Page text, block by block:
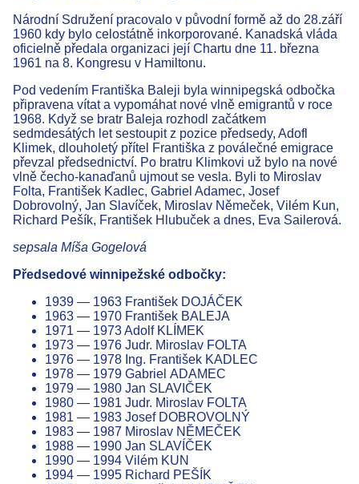
Národní Sdružení pracovalo v původní formě až do 28.září
1960 kdy bylo celostátně inkorporované. Kanadská vláda
oficielně předala organizaci její Chartu dne 11. března
1961 na 8. Kongresu v Hamiltonu.
Pod vedením Františka Baleji byla winnipegská odbočka
připravena vítat a vypomáhat nové vlně emigrantů v roce
1968. Když se bratr Baleja rozhodl začátkem
sedmdesátých let sestoupit z pozice předsedy, Adofl
Klimek, dlouholetý přítel Františka z poválečné emigrace
převzal předsednictví. Po bratru Klimkovi už bylo na nové
vlně čecho-kanaďanů ujmout se vesla. Byli to Miroslav
Folta, František Kadlec, Gabriel Adamec, Josef
Dobrovolný, Jan Slavíček, Miroslav Němeček, Vilém Kun,
Richard Pešík, František Hlubuček a dnes, Eva Sailerová.
sepsala Míša Gogelová
Předsedové winnipežské odbočky:
1939 — 1963 František DOJÁČEK
1963 — 1970 František BALEJA
1971 — 1973 Adolf KLÍMEK
1973 — 1976 Judr. Miroslav FOLTA
1976 — 1978 Ing. František KADLEC
1978 — 1979 Gabriel ADAMEC
1979 — 1980 Jan SLAVIČEK
1980 — 1981 Judr. Miroslav FOLTA
1981 — 1983 Josef DOBROVOLNÝ
1983 — 1987 Miroslav NĚMEČEK
1988 — 1990 Jan SLAVÍČEK
1990 — 1994 Vilém KUN
1994 — 1995 Richard PEŠÍK